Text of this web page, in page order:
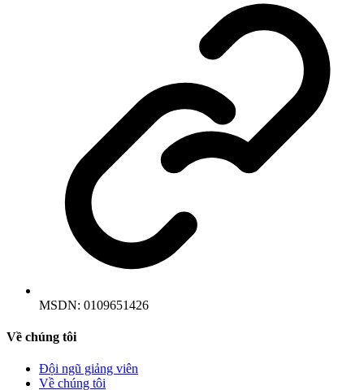
MSDN: 0109651426
Về chúng tôi
Đội ngũ giảng viên
Về chúng tôi